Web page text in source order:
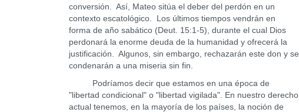
conversión. Así, Mateo sitúa el deber del perdón en un
contexto escatológico. Los últimos tiempos vendrán en
forma de año sabático (Deut. 15:1-5), durante el cual Dios
perdonará la enorme deuda de la humanidad y ofrecerá la
justificación. Algunos, sin embargo, rechazarán este don y se
condenarán a una miseria sin fin.
Podríamos decir que estamos en una época de
"libertad condicional" o "libertad vigilada". En nuestro derecho
actual tenemos, en la mayoría de los países, la noción de